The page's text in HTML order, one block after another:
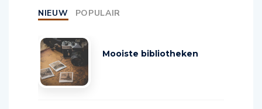
NIEUW POPULAIR
Mooiste bibliotheken